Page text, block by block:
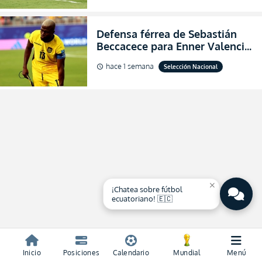
Defensa férrea de Sebastián
Beccacece para Enner Valencia
al indicar que era el hombre
indicado para Ecuador
schedule hace 1 semana Selección Nacional
Inicio Posiciones Calendario Mundial Menú
close
¡Chatea sobre fútbol
ecuatoriano! 🇪🇨